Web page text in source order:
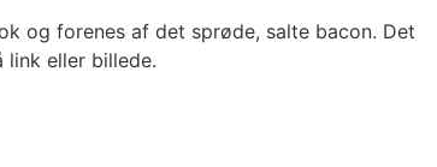
og forenes af det sprøde, salte bacon. Det
link eller billede.